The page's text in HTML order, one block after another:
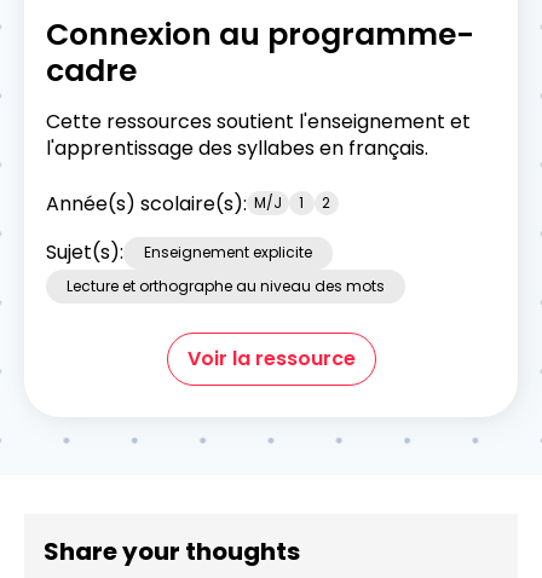
Connexion au programme-
cadre
Cette ressources soutient l'enseignement et
l'apprentissage des syllabes en français.
Année(s) scolaire(s): M/J 1 2
Sujet(s):
Enseignement explicite
Lecture et orthographe au niveau des mots
Voir la ressource
Share your thoughts